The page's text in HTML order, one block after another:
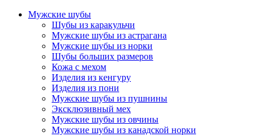
Мужские шубы
Шубы из каракульчи
Мужские шубы из астрагана
Мужские шубы из норки
Шубы больших размеров
Кожа с мехом
Изделия из кенгуру
Изделия из пони
Мужские шубы из пушнины
Эксклюзивный мех
Мужские шубы из овчины
Мужские шубы из канадской норки